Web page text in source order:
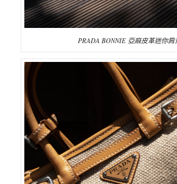
PRADA BONNIE 亞麻皮革迷你肩